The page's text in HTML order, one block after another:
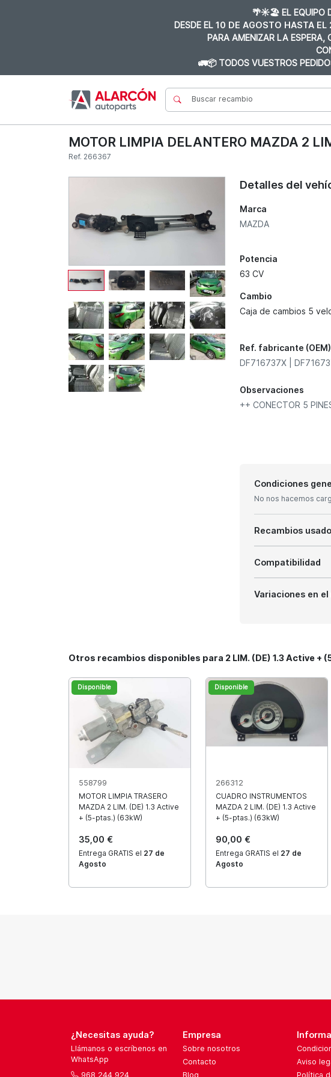
🌴☀️🏖️ EL EQUIPO
DESDE EL 10 DE AGOSTO HASTA EL
PARA AMENIZAR LA
🚛📦 TODOS VUESTROS
MOTOR LIMPIA DELANTERO MAZDA 2
Ref. 266367
Detalles del
Marca
MAZDA
Potencia
63 CV
Cambio
Caja de cambios 5
Ref. fabricante (OEM)
DF716737X |
Observaciones
++ CONECTOR 5
Condiciones
No nos hacemos
Recambios
Compatibilidad
Variaciones en
Otros recambios disponibles para 2 LIM. (DE) 1.3 Active +
Disponible
558799
MOTOR LIMPIA TRASERO
MAZDA 2 LIM. (DE) 1.3 Active
+ (5-ptas.) (63kW)
35,00 €
Entrega GRATIS el 27 de
Agosto
Disponible
266312
CUADRO INSTRUMENTOS
MAZDA 2 LIM. (DE) 1.3 Active
+ (5-ptas.) (63kW)
90,00 €
Entrega GRATIS el 27 de
Agosto
¿Necesitas ayuda?
Llámanos o escríbenos en
WhatsApp
968 244 924
Empresa
Sobre nosotros
Contacto
Blog
Aviso
Política